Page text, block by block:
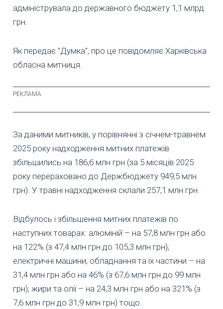
адмініструвала до державного бюджету 1,1 млрд
грн.
Як передає "Думка", про це повідомляє Харківська
обласна митниця.
За даними митників, у порівнянні з січнем-травнем
2025 року надходження митних платежів
збільшились на 186,6 млн грн (за 5 місяців 2025
року перераховано до Держбюджету 949,5 млн
грн). У травні надходження склали 257,1 млн грн.
Відбулось і збільшення митних платежів по
наступних товарах: алюміній – на 57,8 млн грн або
на 122% (з 47,4 млн грн до 105,3 млн грн);
електричні машини, обладнання та їх частини – на
31,4 млн грн або на 46% (з 67,6 млн грн до 99 млн
грн); жири та олії – на 24,3 млн грн або на 321% (з
7,6 млн грн до 31,9 млн грн) тощо.